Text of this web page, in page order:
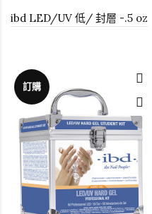
ibd LED/UV 低/ 封層 -.5 oz
訂購